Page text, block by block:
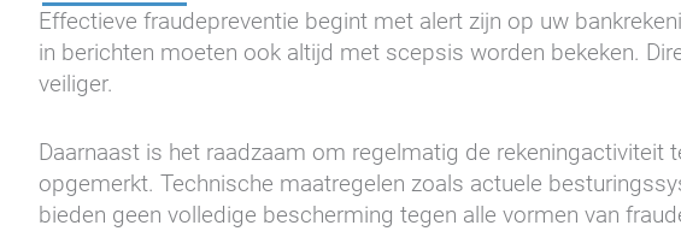
Effectieve fraudepreventie begint met alert zijn op uw
in berichten moeten ook altijd met scepsis worden bekeken.
veiliger.
Daarnaast is het raadzaam om regelmatig de
opgemerkt. Technische maatregelen zoals actuele
bieden geen volledige bescherming tegen alle vormen van